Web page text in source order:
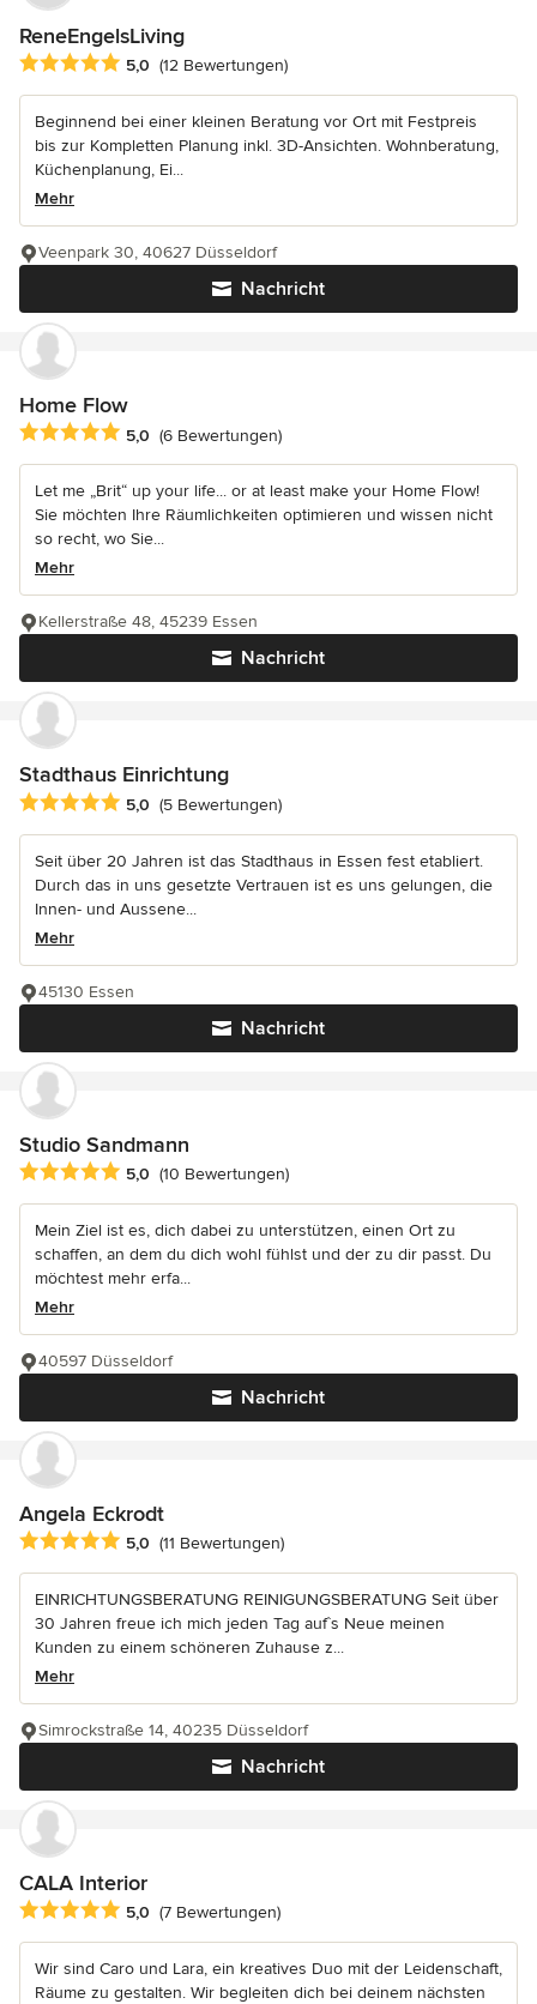
ReneEngelsLiving
Durchschnittliche Bewertung: 5 von 5 Sternen
5,0 (12 Bewertungen)
Beginnend bei einer kleinen Beratung vor Ort mit Festpreis
bis zur Kompletten Planung inkl. 3D-Ansichten. Wohnberatung,
Küchenplanung, Ei...
Mehr
Nachricht
Veenpark 30, 40627 Düsseldorf
Home Flow
Durchschnittliche Bewertung: 5 von 5 Sternen
5,0 (6 Bewertungen)
Let me „Brit“ up your life... or at least make your Home Flow!
Sie möchten Ihre Räumlichkeiten optimieren und wissen nicht
so recht, wo Sie...
Mehr
Nachricht
Kellerstraße 48, 45239 Essen
Stadthaus Einrichtung
Durchschnittliche Bewertung: 5 von 5 Sternen
5,0 (5 Bewertungen)
Seit über 20 Jahren ist das Stadthaus in Essen fest etabliert.
Durch das in uns gesetzte Vertrauen ist es uns gelungen, die
Innen- und Aussene...
Mehr
Nachricht
45130 Essen
Studio Sandmann
Durchschnittliche Bewertung: 5 von 5 Sternen
5,0 (10 Bewertungen)
Mein Ziel ist es, dich dabei zu unterstützen, einen Ort zu
schaffen, an dem du dich wohl fühlst und der zu dir passt. Du
möchtest mehr erfa...
Mehr
Nachricht
40597 Düsseldorf
Angela Eckrodt
Durchschnittliche Bewertung: 5 von 5 Sternen
5,0 (11 Bewertungen)
EINRICHTUNGSBERATUNG REINIGUNGSBERATUNG Seit über
30 Jahren freue ich mich jeden Tag auf`s Neue meinen
Kunden zu einem schöneren Zuhause z...
Mehr
Nachricht
Simrockstraße 14, 40235 Düsseldorf
CALA Interior
Durchschnittliche Bewertung: 5 von 5 Sternen
5,0 (7 Bewertungen)
Wir sind Caro und Lara, ein kreatives Duo mit der Leidenschaft,
Räume zu gestalten. Wir begleiten dich bei deinem nächsten